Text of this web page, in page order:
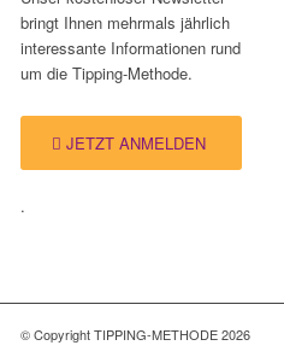
bringt Ihnen mehrmals jährlich
interessante Informationen rund
um die Tipping-Methode.
JETZT ANMELDEN
.
© Copyright TIPPING-METHODE 2026